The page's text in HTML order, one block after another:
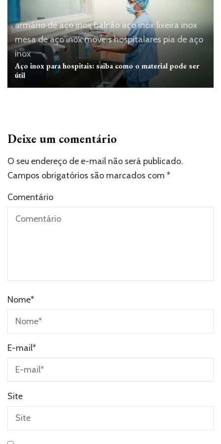
armário de aço inoxbalcão aço inoxlixeira inox
mesa de aço inoxmóveis hospitalares pia de aço
inox
Aço inox para hospitais: saiba como o material pode ser
útil
Deixe um comentário
O seu endereço de e-mail não será publicado.
Campos obrigatórios são marcados com *
Comentário
Nome*
E-mail*
Site